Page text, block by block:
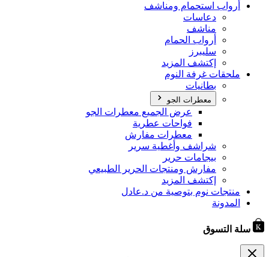
أرواب استحمام ومناشف
دعاسات
مناشف
أرواب الحمام
سليبرز
إكتشف المزيد
ملحقات غرفة النوم
بطانيات
معطرات الجو
عرض الجميع معطرات الجو
فواحات عطرية
معطرات مفارش
شراشف وأغطية سرير
بيجامات حرير
مفارش ومنتجات الحرير الطبيعي
إكتشف المزيد
منتجات نوم بتوصية من د.عادل
المدونة
سلة التسوق